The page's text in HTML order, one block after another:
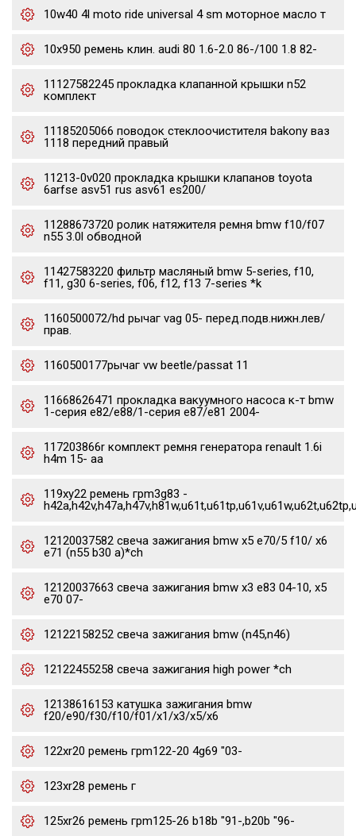
10w40 4l moto ride universal 4 sm моторное масло т
10x950 ремень клин. audi 80 1.6-2.0 86-/100 1.8 82-
11127582245 прокладка клапанной крышки n52
комплект
11185205066 поводок стеклоочистителя bakony ваз
1118 передний правый
11213-0v020 прокладка крышки клапанов toyota
6arfse asv51 rus asv61 es200/
11288673720 ролик натяжителя ремня bmw f10/f07
n55 3.0l обводной
11427583220 фильтр масляный bmw 5-series, f10,
f11, g30 6-series, f06, f12, f13 7-series *k
1160500072/hd рычаг vag 05- перед.подв.нижн.лев/
прав.
1160500177рычаг vw beetle/passat 11
11668626471 прокладка вакуумного насоса к-т bmw
1-серия e82/e88/1-серия e87/e81 2004-
117203866r комплект ремня генератора renault 1.6i
h4m 15- aa
119xy22 ремень грm3g83 -
12120037582 свеча зажигания bmw x5 e70/5 f10/ x6
e71 (n55 b30 a)*ch
12120037663 свеча зажигания bmw x3 e83 04-10, x5
e70 07-
12122158252 свеча зажигания bmw (n45,n46)
12122455258 свеча зажигания high power *ch
12138616153 катушка зажигания bmw
f20/e90/f30/f10/f01/x1/x3/x5/x6
122xr20 ремень грm122-20 4g69 "03-
123xr28 ремень г
125xr26 ремень грm125-26 b18b "91-,b20b "96-